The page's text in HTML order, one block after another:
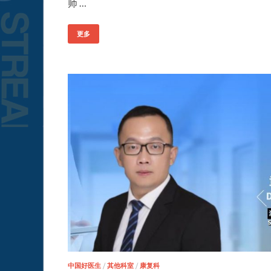
师 …
更多
中国好医生 / 其他科室 / 康复科